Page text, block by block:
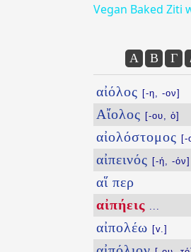
Vegan Baked Ziti
Α Β Γ
αἰόλος [-η, -ον]
Αἴολος [-ου, ὁ]
αἰολόστομος [-
αἰπεινός [-ή, -όν]
αἵ περ
αἰπήεις
αἰπολέω [v.]